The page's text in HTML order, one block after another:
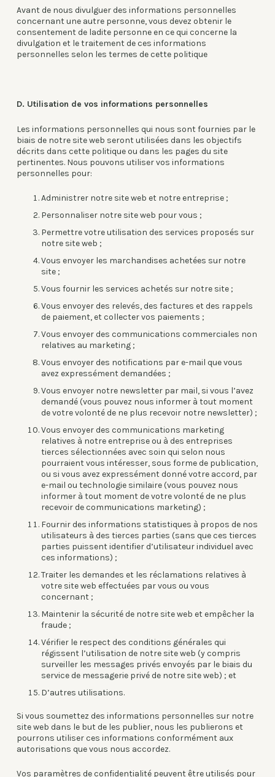
Avant de nous divulguer des informations personnelles
concernant une autre personne, vous devez obtenir le
consentement de ladite personne en ce qui concerne la
divulgation et le traitement de ces informations
personnelles selon les termes de cette politique
D. Utilisation de vos informations personnelles
Les informations personnelles qui nous sont fournies par le
biais de notre site web seront utilisées dans les objectifs
décrits dans cette politique ou dans les pages du site
pertinentes. Nous pouvons utiliser vos informations
personnelles pour:
Administrer notre site web et notre entreprise ;
Personnaliser notre site web pour vous ;
Permettre votre utilisation des services proposés sur
notre site web ;
Vous envoyer les marchandises achetées sur notre
site ;
Vous fournir les services achetés sur notre site ;
Vous envoyer des relevés, des factures et des rappels
de paiement, et collecter vos paiements ;
Vous envoyer des communications commerciales non
relatives au marketing ;
Vous envoyer des notifications par e-mail que vous
avez expressément demandées ;
Vous envoyer notre newsletter par mail, si vous l’avez
demandé (vous pouvez nous informer à tout moment
de votre volonté de ne plus recevoir notre newsletter) ;
Vous envoyer des communications marketing
relatives à notre entreprise ou à des entreprises
tierces sélectionnées avec soin qui selon nous
pourraient vous intéresser, sous forme de publication,
ou si vous avez expressément donné votre accord, par
e-mail ou technologie similaire (vous pouvez nous
informer à tout moment de votre volonté de ne plus
recevoir de communications marketing) ;
Fournir des informations statistiques à propos de nos
utilisateurs à des tierces parties (sans que ces tierces
parties puissent identifier d’utilisateur individuel avec
ces informations) ;
Traiter les demandes et les réclamations relatives à
votre site web effectuées par vous ou vous
concernant ;
Maintenir la sécurité de notre site web et empêcher la
fraude ;
Vérifier le respect des conditions générales qui
régissent l’utilisation de notre site web (y compris
surveiller les messages privés envoyés par le biais du
service de messagerie privé de notre site web) ; et
D’autres utilisations.
Si vous soumettez des informations personnelles sur notre
site web dans le but de les publier, nous les publierons et
pourrons utiliser ces informations conformément aux
autorisations que vous nous accordez.
Vos paramètres de confidentialité peuvent être utilisés pour